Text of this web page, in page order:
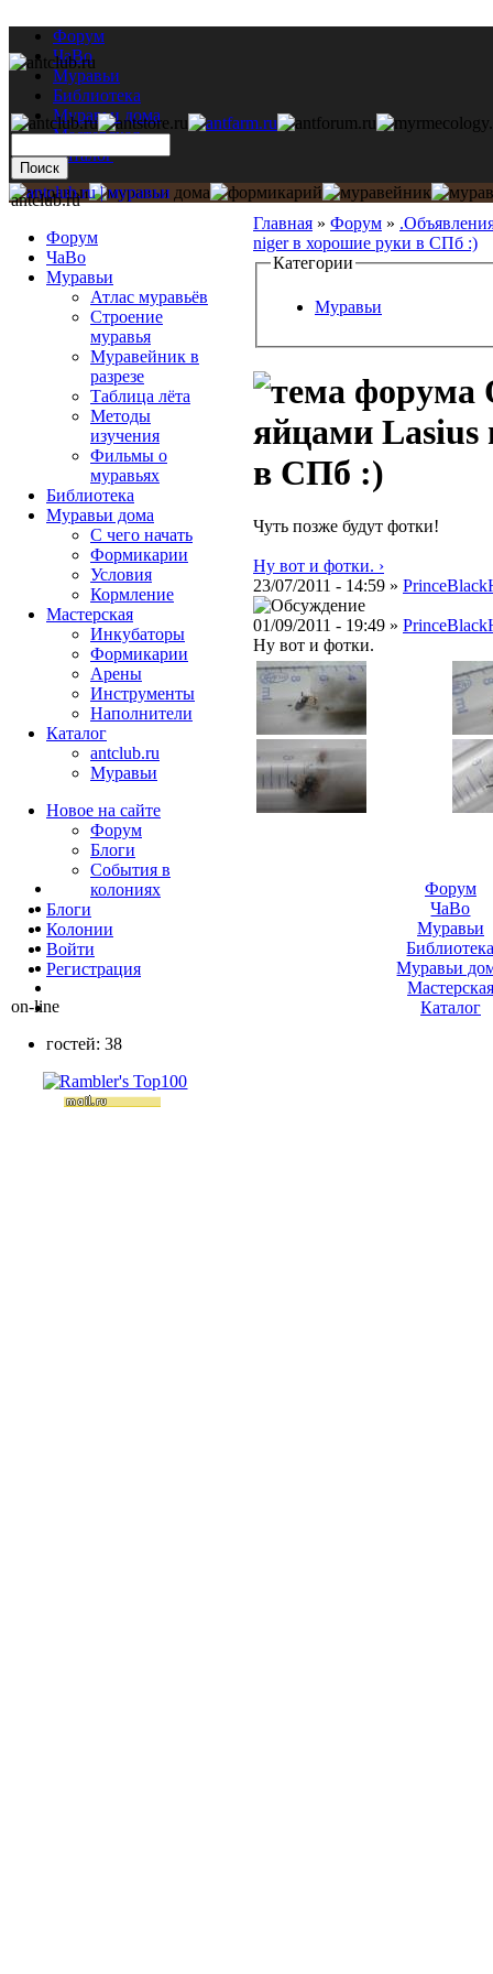
Форум
ЧаВо
Муравьи
Библиотека
Муравьи дома
Мастерская
Каталог
Главная » Форум »
niger в хорошие руки в СПб :)
Категории
Муравьи
яйцами Lasius
в СПб :)
Чуть позже будут фотки!
Ну вот и фотки. ›
23/07/2011 - 14:59 »
01/09/2011 - 19:49 »
Ну вот и фотки.
antclub.ru
Форум
ЧаВо
Муравьи
Атлас муравьёв
Строение
муравья
Муравейник в
разрезе
Таблица лёта
Методы
изучения
Фильмы о
муравьях
Библиотека
Муравьи дома
С чего начать
Формикарии
Условия
Кормление
Мастерская
Инкубаторы
Формикарии
Арены
Инструменты
Наполнители
Каталог
antclub.ru
Муравьи
Новое на сайте
Форум
Блоги
События в
колониях
Блоги
Колонии
Войти
Peгиcтpaция
on-line
гостей: 38
Форум
ЧаВо
Муравьи
Муравьи
Мастерская
Каталог